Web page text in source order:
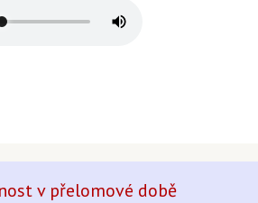
v přelomové době